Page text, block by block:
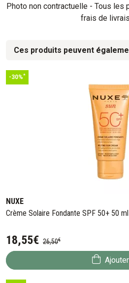
Photo non contractuelle - Tous les
frais de
Ces produits peuvent
-30%*
NUXE
Crème Solaire Fondante SPF 50+ 50 ml
18,55€ 26,50€
Ajouter